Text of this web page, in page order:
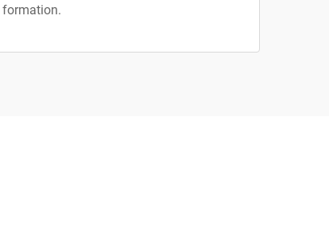
formation.